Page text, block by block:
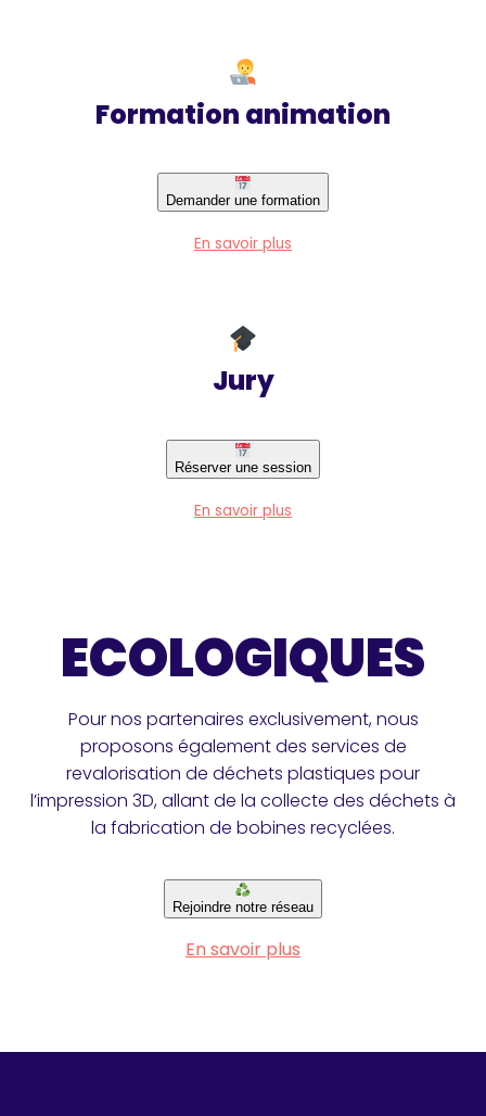
Formation animation
Demander une formation
En savoir plus
Jury
Réserver une session
En savoir plus
ECOLOGIQUES
Pour nos partenaires exclusivement, nous
proposons également des services de
revalorisation de déchets plastiques pour
l’impression 3D, allant de la collecte des déchets à
la fabrication de bobines recyclées.
Rejoindre notre réseau
En savoir plus